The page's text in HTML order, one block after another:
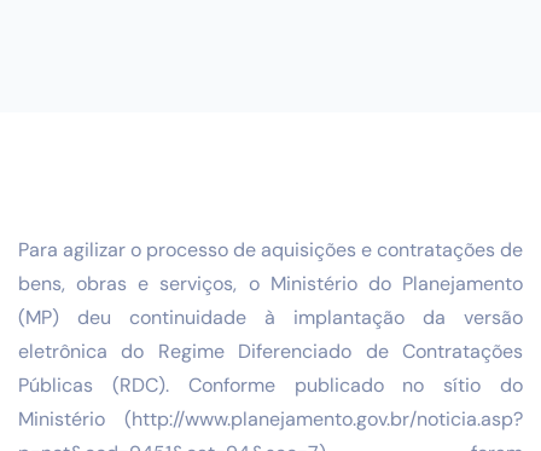
Para agilizar o processo de aquisições e contratações de
bens, obras e serviços, o Ministério do Planejamento
(MP) deu continuidade à implantação da versão
eletrônica do Regime Diferenciado de Contratações
Públicas (RDC). Conforme publicado no sítio do
Ministério (http://www.planejamento.gov.br/noticia.asp?